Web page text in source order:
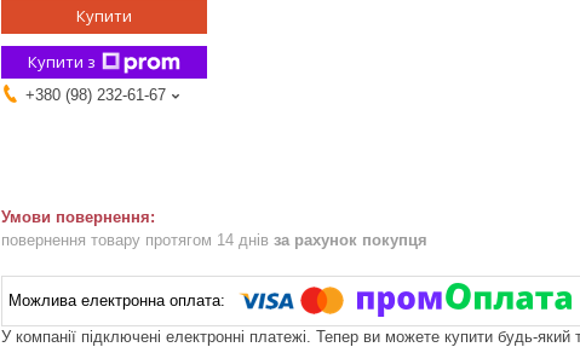
Купити
Купити з
+380 (98) 232-61-67
повернення товару протягом 14 днів за рахунок покупця
У компанії підключені електронні платежі. Тепер ви можете купити будь-